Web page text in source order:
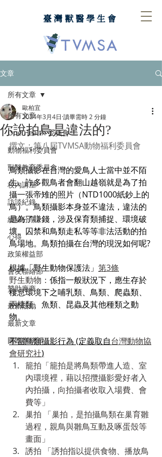
臺灣獸醫學生會
文章
所有文章
One Health 委員會
動物福利委員會
獸醫教育委員會
校內講座
訪談紀錄
經驗分享
心得
政策權益部
會友聯絡部
贊助廠商
最新活動
最新文章
國際事務部
所有文章
你說拍鳥是違法的?
歐柏宜
2024年3月4日 讀畢需時 2 分鐘
撰文：第八屆TVMSA動物福利委員會
鳥類攝影在台灣的愛鳥人士當中並不陌
生。許多觀鳥者會翻山越嶺就是為了拍
攝一張帝雉的照片（NTD1000紙鈔上的
鳥）。鳥類攝影本身並不違法，違法的
是為了賺錢，涉及保育類捕捉、環境破
壞、囚禁和鳥類走私等等非法活動的拍
鳥場地。鳥類拍攝在台灣的現況如何呢?
根據「野生動物保護法」 第3條
野生動物： 係指一般狀況下，應生存於
棲息環境下之哺乳類、鳥類、爬蟲類、
兩棲類、魚類、昆蟲及其他種類之動
物。
不當鳥類攝影行為 (定義取自台灣動物協
會研究社)
籠拍「籠拍是將鳥類帶進人造、室
內環境裡，藉以招攬攝影愛好者入
內拍攝，向拍攝者收取入場費、會
費等」
巢拍 「巢拍，是拍攝鳥類在巢育雛
過程，親鳥與雛鳥互動及啄蛋殼等
畫面」
誘拍 「誘拍指以提供食物、播放鳥